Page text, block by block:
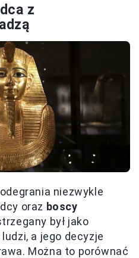
z
niezwykle
oraz boscy
był jako
a jego decyzje
Można to porównać